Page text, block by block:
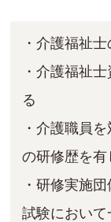
・介護福祉
・介護福祉
る
・介護職員
の研修歴を有
・研修実施
試験におい